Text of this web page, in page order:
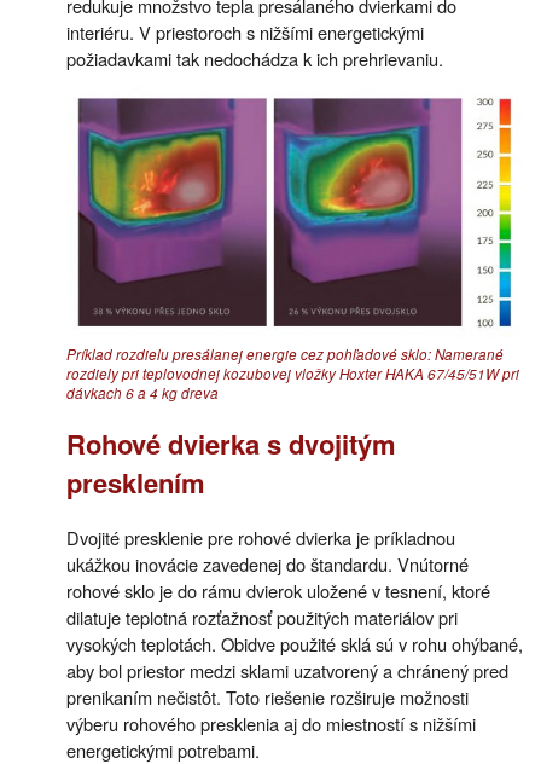
redukuje množstvo tepla presálaného dvierkami do
interiéru. V priestoroch s nižšími energetickými
požiadavkami tak nedochádza k ich prehrievaniu.
Príklad rozdielu presálanej energie cez pohľadové sklo: Namerané
rozdiely pri teplovodnej kozubovej vložky Hoxter HAKA 67/45/51W pri
dávkach 6 a 4 kg dreva
Rohové dvierka s dvojitým
presklením
Dvojité presklenie pre rohové dvierka je príkladnou
ukážkou inovácie zavedenej do štandardu. Vnútorné
rohové sklo je do rámu dvierok uložené v tesnení, ktoré
dilatuje teplotná rozťažnosť použitých materiálov pri
vysokých teplotách. Obidve použité sklá sú v rohu ohýbané,
aby bol priestor medzi sklami uzatvorený a chránený pred
prenikaním nečistôt. Toto riešenie rozširuje možnosti
výberu rohového presklenia aj do miestností s nižšími
energetickými potrebami.